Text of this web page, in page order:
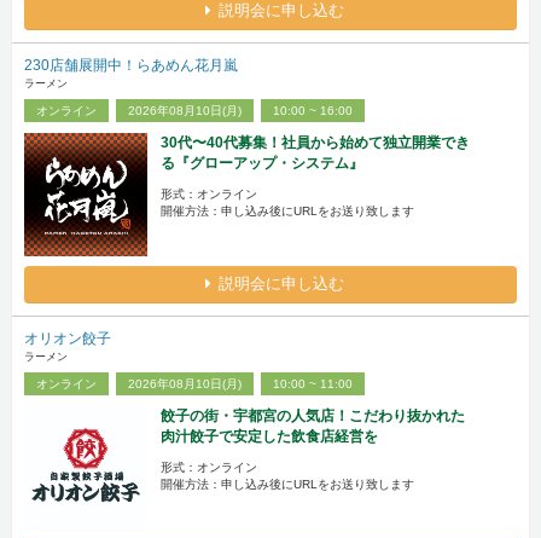
説明会に申し込む
230店舗展開中！らあめん花月嵐
ラーメン
オンライン 2026年08月10日(月) 10:00 ~ 16:00
30代〜40代募集！社員から始めて独立開業でき
る『グローアップ・システム』
形式：オンライン
開催方法：申し込み後にURLをお送り致します
説明会に申し込む
オリオン餃子
ラーメン
オンライン 2026年08月10日(月) 10:00 ~ 11:00
餃子の街・宇都宮の人気店！こだわり抜かれた
肉汁餃子で安定した飲食店経営を
形式：オンライン
開催方法：申し込み後にURLをお送り致します